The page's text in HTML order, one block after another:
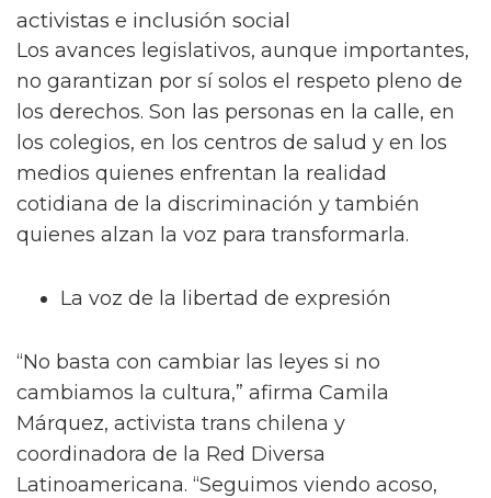
activistas e inclusión social
Los avances legislativos, aunque importantes,
no garantizan por sí solos el respeto pleno de
los derechos. Son las personas en la calle, en
los colegios, en los centros de salud y en los
medios quienes enfrentan la realidad
cotidiana de la discriminación y también
quienes alzan la voz para transformarla.
La voz de la libertad de expresión
“No basta con cambiar las leyes si no
cambiamos la cultura,” afirma Camila
Márquez, activista trans chilena y
coordinadora de la Red Diversa
Latinoamericana. “Seguimos viendo acoso,